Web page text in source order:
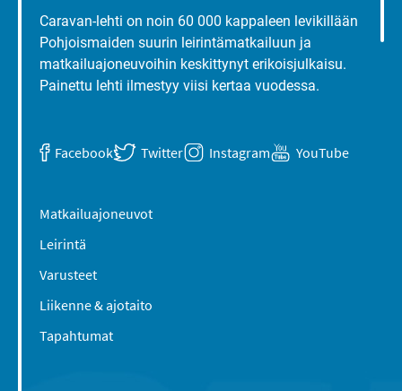
Caravan-lehti on noin 60 000 kappaleen levikillään
Pohjoismaiden suurin leirintämatkailuun ja
matkailuajoneuvoihin keskittynyt erikoisjulkaisu.
Painettu lehti ilmestyy viisi kertaa vuodessa.
Facebook Twitter Instagram YouTube
Matkailuajoneuvot
Leirintä
Varusteet
Liikenne & ajotaito
Tapahtumat